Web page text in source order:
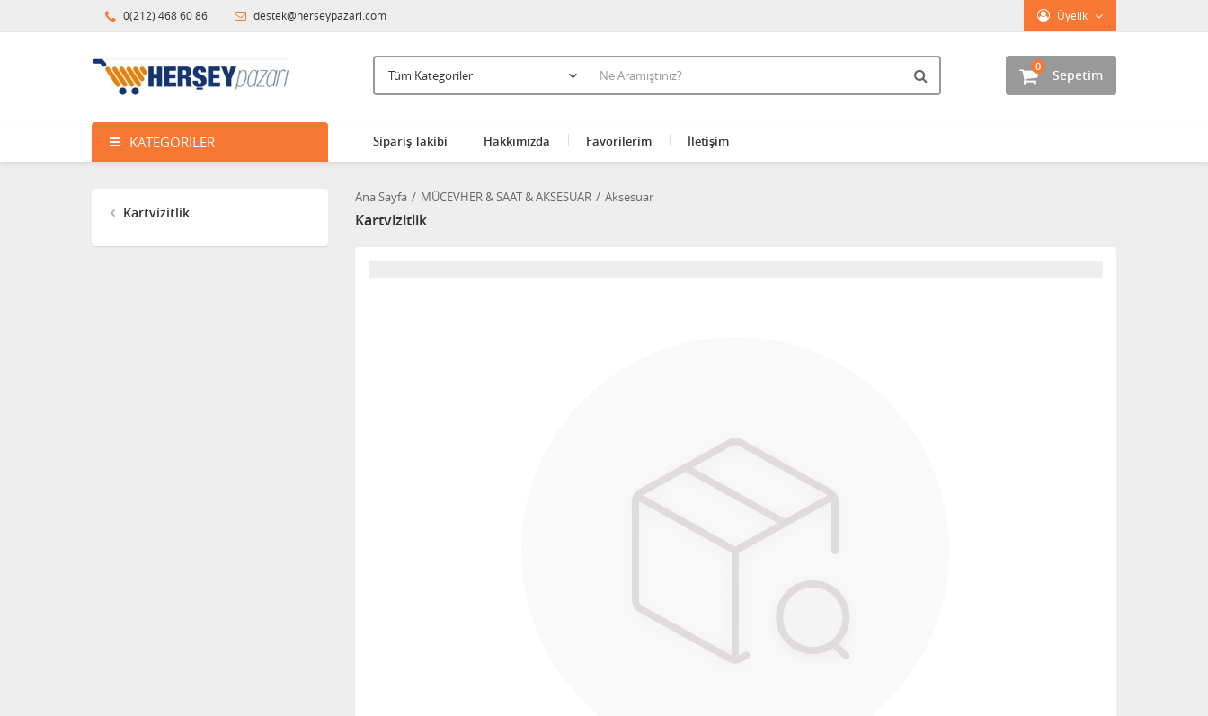
0(212) 468 60 86 destek@herseypazari.com Üyelik
Sepetim
0
KATEGORILER Sipariş Takibi Hakkımızda Favorilerim İletişim
Kartvizitlik
Ana Sayfa MÜCEVHER & SAAT & AKSESUAR Aksesuar
Kartvizitlik